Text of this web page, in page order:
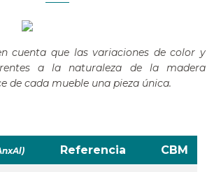
cuenta que las variaciones de color y
a la naturaleza de la madera
de cada mueble una pieza única.
Referencia CBM